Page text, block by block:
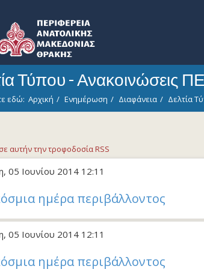
Τύπου - Ανακοινώσεις
εδώ: Αρχική Ενημέρωση Διαφάνεια Δελτία
αυτήν την τροφοδοσία RSS
05 Ιουνίου 2014 12:11
ημέρα περιβάλλοντος
05 Ιουνίου 2014 12:11
ημέρα περιβάλλοντος